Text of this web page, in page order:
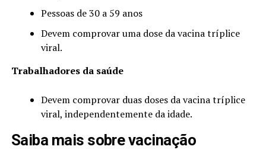
Pessoas de 30 a 59 anos
Devem comprovar uma dose da vacina tríplice
viral.
Trabalhadores da saúde
Devem comprovar duas doses da vacina tríplice
viral, independentemente da idade.
Saiba mais sobre vacinação